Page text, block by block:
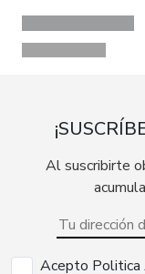
Al suscribirte
Acepto